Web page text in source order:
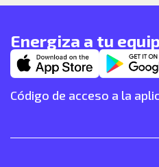
Energiza a tu
Código de acceso a la